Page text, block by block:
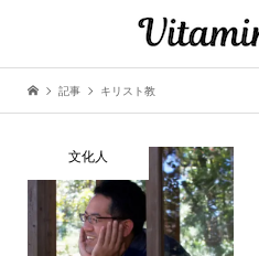
記事 キリスト教
文化人